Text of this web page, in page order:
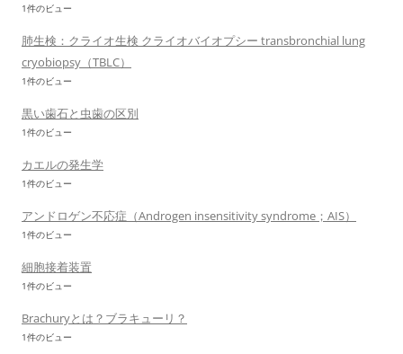
1件のビュー
肺生検：クライオ生検 クライオバイオプシー transbronchial lung
cryobiopsy（TBLC）
1件のビュー
黒い歯石と虫歯の区別
1件のビュー
カエルの発生学
1件のビュー
アンドロゲン不応症（Androgen insensitivity syndrome；AIS）
1件のビュー
細胞接着装置
1件のビュー
Brachuryとは？ブラキューリ？
1件のビュー